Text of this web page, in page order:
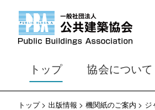
トップ 協会について
トップ 出版情報 機関紙のご案内 ジ